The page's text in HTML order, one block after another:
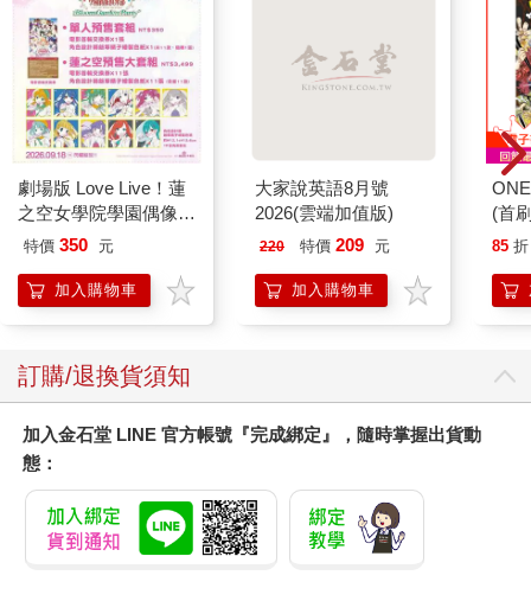
劇場版 Love Live！蓮
之空女學院學園偶像俱
樂部 Bloom Garden
特價 350 元
加入購物車
大家說英語8月號
2026(雲端加值版)
220 特價 209 元
加入購物車
(首
85 折
訂購/退換貨須知
加入金石堂 LINE 官方帳號『完成綁定』，隨時掌握出貨動
態：